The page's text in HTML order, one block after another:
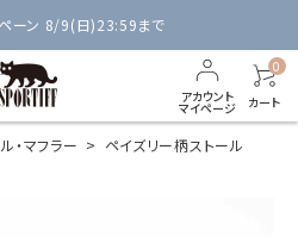
ーン 8/9(日)23:59まで
アカウント
マイページ
0
カート
・マフラー ペイズリー柄ストール